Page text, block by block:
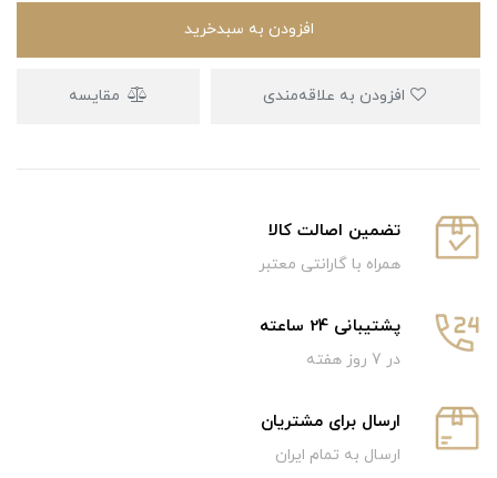
افزودن به سبدخرید
مقایسه
تضمین اصالت کالا
همراه با گارانتی معتبر
پشتیبانی 24 ساعته
در 7 روز هفته
ارسال برای مشتریان
ارسال به تمام ایران